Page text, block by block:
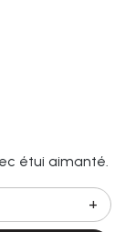
étui aimanté.
+